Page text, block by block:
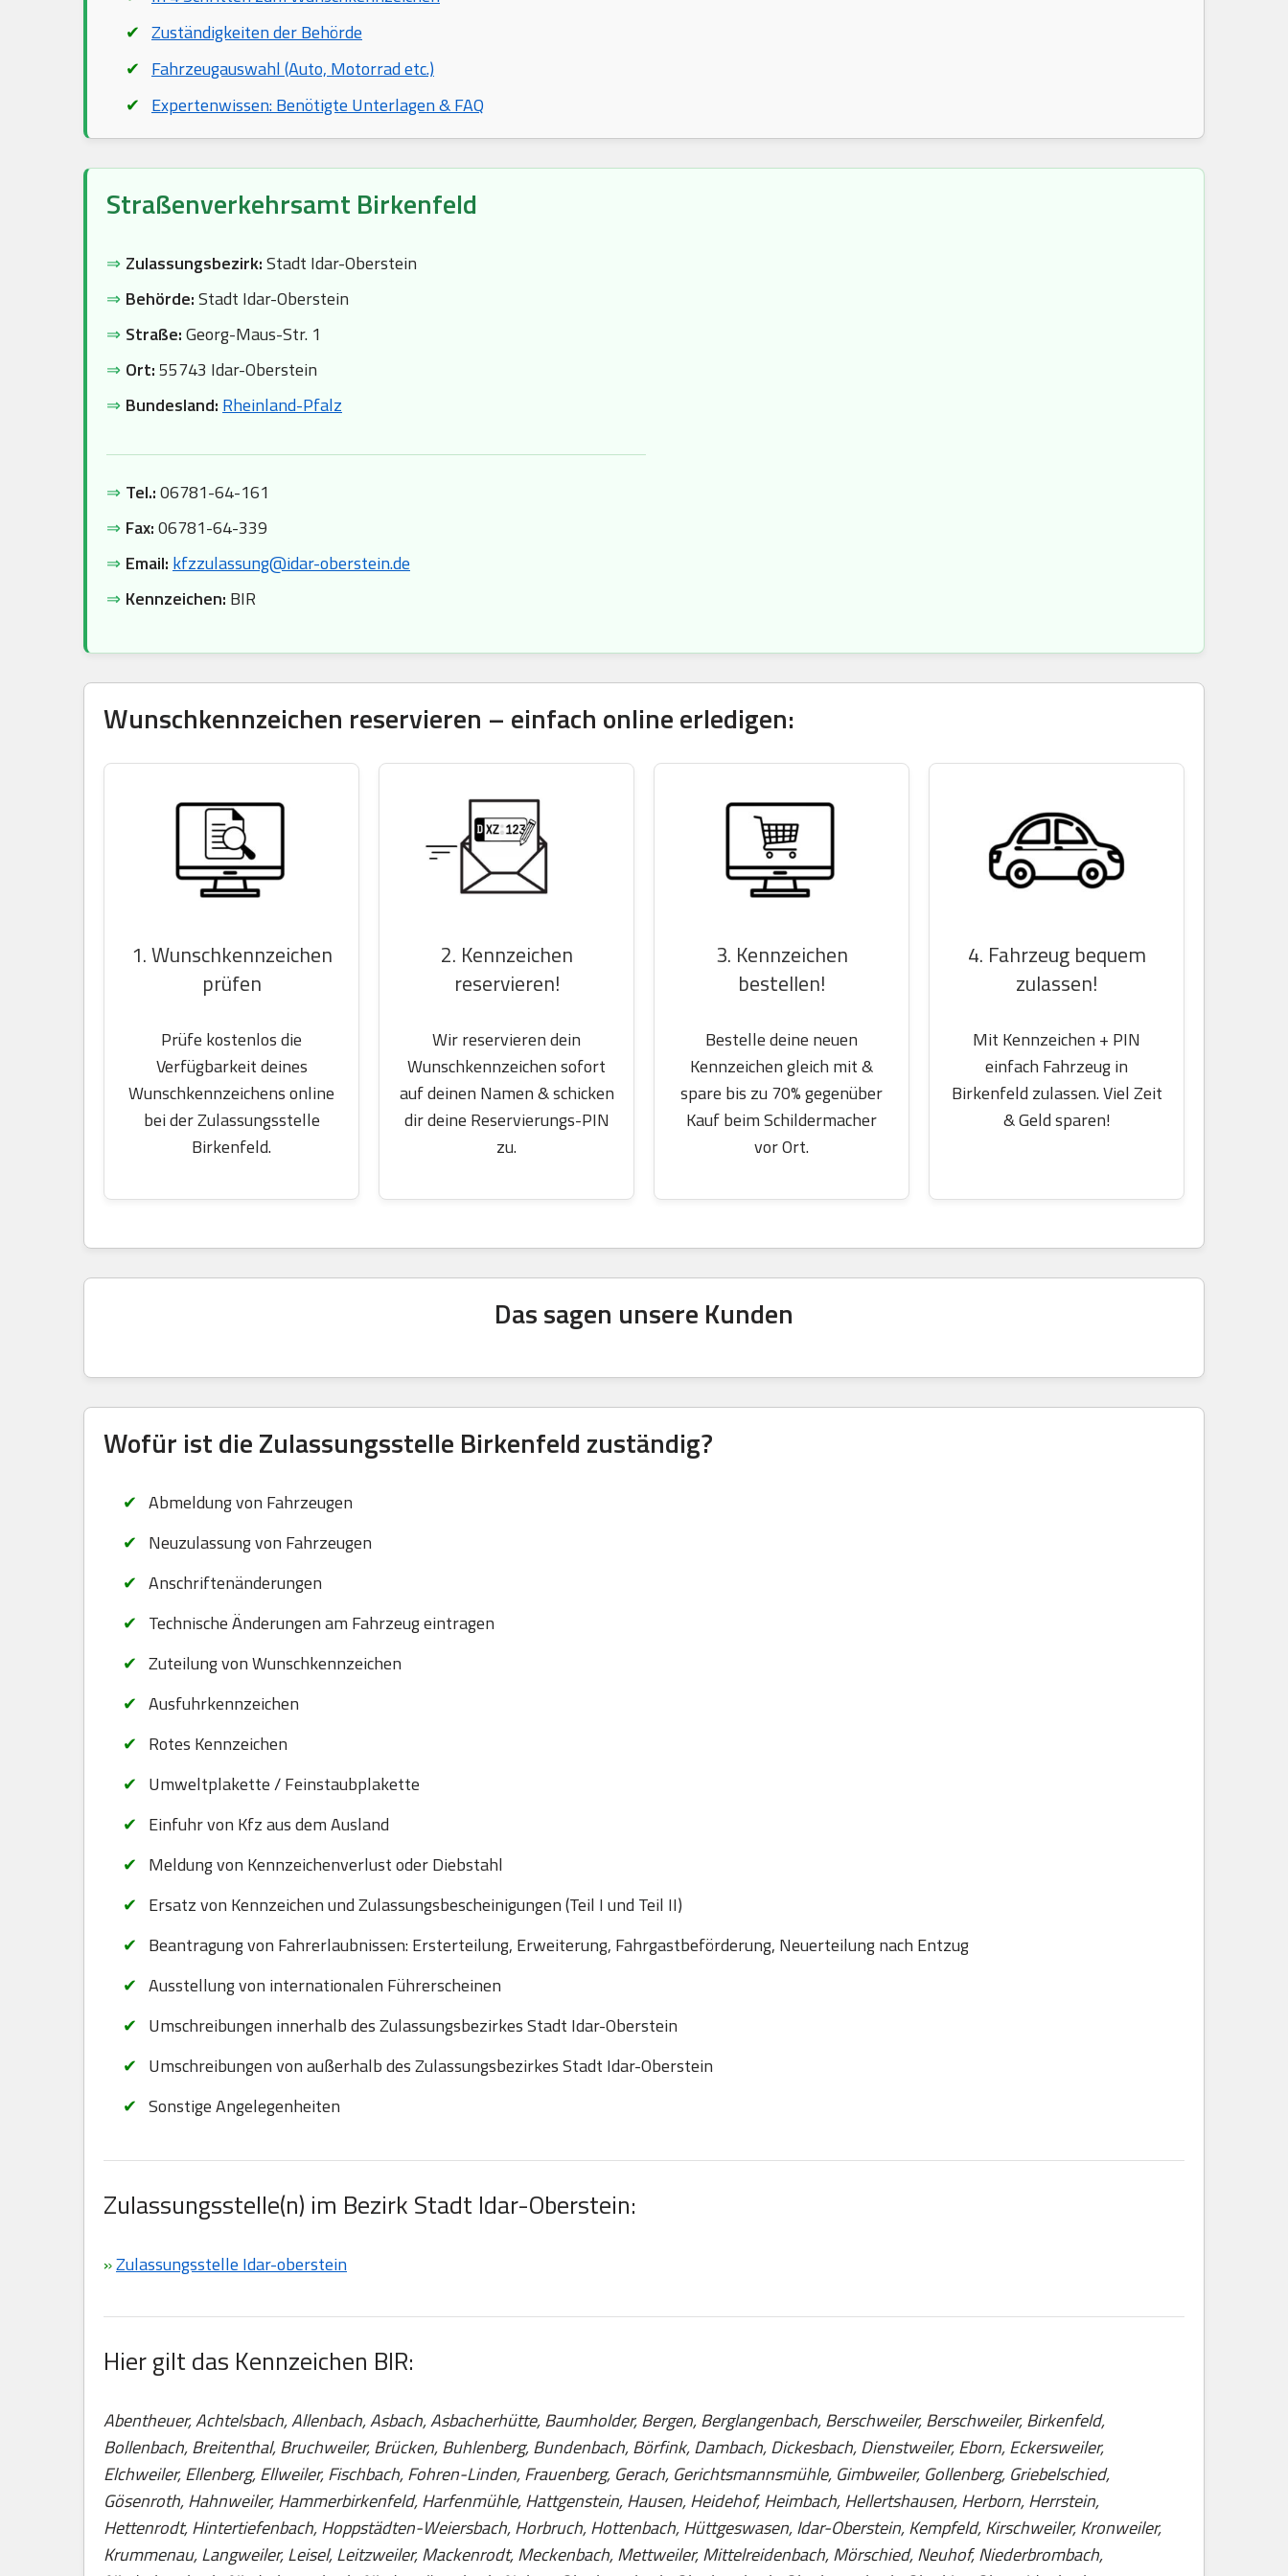
Zuständigkeiten der Behörde
Fahrzeugauswahl (Auto, Motorrad etc.)
Expertenwissen: Benötigte Unterlagen & FAQ
Straßenverkehrsamt Birkenfeld
⇒ Zulassungsbezirk:Stadt Idar-Oberstein
⇒ Behörde:Stadt Idar-Oberstein
⇒ Straße:Georg-Maus-Str. 1
⇒ Ort:55743 Idar-Oberstein
⇒ Bundesland: Rheinland-Pfalz
⇒ Tel.:06781-64-161
⇒ Fax:06781-64-339
⇒ Email: kfzzulassung@idar-oberstein.de
⇒ Kennzeichen: BIR
Wunschkennzeichen reservieren – einfach online erledigen:
1. Wunschkennzeichen
prüfen
Prüfe kostenlos die
Verfügbarkeit deines
Wunschkennzeichens online
bei der Zulassungsstelle
Birkenfeld.
2. Kennzeichen
reservieren!
Wir reservieren dein
Wunschkennzeichen sofort
auf deinen Namen & schicken
dir deine Reservierungs-PIN
zu.
3. Kennzeichen
bestellen!
Bestelle deine neuen
Kennzeichen gleich mit &
spare bis zu 70% gegenüber
Kauf beim Schildermacher
vor Ort.
4. Fahrzeug bequem
zulassen!
Mit Kennzeichen + PIN
einfach Fahrzeug in
Birkenfeld zulassen. Viel Zeit
& Geld sparen!
Das sagen unsere Kunden
Wofür ist die Zulassungsstelle Birkenfeld zuständig?
Abmeldung von Fahrzeugen
Neuzulassung von Fahrzeugen
Anschriftenänderungen
Technische Änderungen am Fahrzeug eintragen
Zuteilung von Wunschkennzeichen
Ausfuhrkennzeichen
Rotes Kennzeichen
Umweltplakette / Feinstaubplakette
Einfuhr von Kfz aus dem Ausland
Meldung von Kennzeichenverlust oder Diebstahl
Ersatz von Kennzeichen und Zulassungsbescheinigungen (Teil I und Teil II)
Beantragung von Fahrerlaubnissen: Ersterteilung, Erweiterung, Fahrgastbeförderung, Neuerteilung nach Entzug
Ausstellung von internationalen Führerscheinen
Umschreibungen innerhalb des Zulassungsbezirkes Stadt Idar-Oberstein
Umschreibungen von außerhalb des Zulassungsbezirkes Stadt Idar-Oberstein
Sonstige Angelegenheiten
Zulassungsstelle(n) im Bezirk Stadt Idar-Oberstein:
»Zulassungsstelle Idar-oberstein
Hier gilt das Kennzeichen BIR:
Abentheuer, Achtelsbach, Allenbach, Asbach, Asbacherhütte, Baumholder, Bergen, Berglangenbach, Berschweiler, Berschweiler, Birkenfeld,
Bollenbach, Breitenthal, Bruchweiler, Brücken, Buhlenberg, Bundenbach, Börfink, Dambach, Dickesbach, Dienstweiler, Eborn, Eckersweiler,
Elchweiler, Ellenberg, Ellweiler, Fischbach, Fohren-Linden, Frauenberg, Gerach, Gerichtsmannsmühle, Gimbweiler, Gollenberg, Griebelschied,
Gösenroth, Hahnweiler, Hammerbirkenfeld, Harfenmühle, Hattgenstein, Hausen, Heidehof, Heimbach, Hellertshausen, Herborn, Herrstein,
Hettenrodt, Hintertiefenbach, Hoppstädten-Weiersbach, Horbruch, Hottenbach, Hüttgeswasen, Idar-Oberstein, Kempfeld, Kirschweiler, Kronweiler,
Krummenau, Langweiler, Leisel, Leitzweiler, Mackenrodt, Meckenbach, Mettweiler, Mittelreidenbach, Mörschied, Neuhof, Niederbrombach,